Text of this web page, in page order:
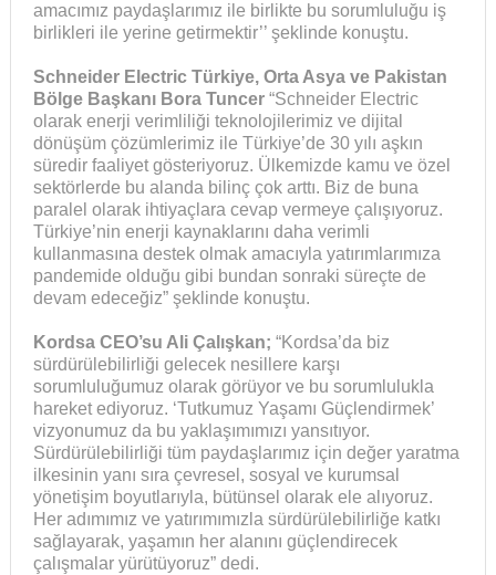
amacımız paydaşlarımız ile birlikte bu sorumluluğu iş
birlikleri ile yerine getirmektir’’ şeklinde konuştu.
Schneider Electric Türkiye, Orta Asya ve Pakistan
Bölge Başkanı Bora Tuncer “Schneider Electric
olarak enerji verimliliği teknolojilerimiz ve dijital
dönüşüm çözümlerimiz ile Türkiye’de 30 yılı aşkın
süredir faaliyet gösteriyoruz. Ülkemizde kamu ve özel
sektörlerde bu alanda bilinç çok arttı. Biz de buna
paralel olarak ihtiyaçlara cevap vermeye çalışıyoruz.
Türkiye’nin enerji kaynaklarını daha verimli
kullanmasına destek olmak amacıyla yatırımlarımıza
pandemide olduğu gibi bundan sonraki süreçte de
devam edeceğiz” şeklinde konuştu.
Kordsa CEO’su Ali Çalışkan; “Kordsa’da biz
sürdürülebilirliği gelecek nesillere karşı
sorumluluğumuz olarak görüyor ve bu sorumlulukla
hareket ediyoruz. ‘Tutkumuz Yaşamı Güçlendirmek’
vizyonumuz da bu yaklaşımımızı yansıtıyor.
Sürdürülebilirliği tüm paydaşlarımız için değer yaratma
ilkesinin yanı sıra çevresel, sosyal ve kurumsal
yönetişim boyutlarıyla, bütünsel olarak ele alıyoruz.
Her adımımız ve yatırımımızla sürdürülebilirliğe katkı
sağlayarak, yaşamın her alanını güçlendirecek
çalışmalar yürütüyoruz” dedi.